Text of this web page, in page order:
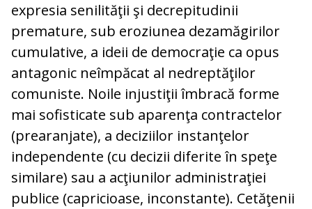
expresia senilităţii şi decrepitudinii
premature, sub eroziunea dezamăgirilor
cumulative, a ideii de democraţie ca opus
antagonic neîmpăcat al nedreptăţilor
comuniste. Noile injustiţii îmbracă forme
mai sofisticate sub aparenţa contractelor
(prearanjate), a deciziilor instanţelor
independente (cu decizii diferite în speţe
similare) sau a acţiunilor administraţiei
publice (capricioase, inconstante). Cetăţenii